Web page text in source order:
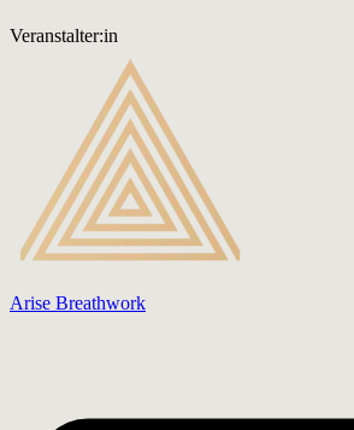
Veranstalter:in
Arise Breathwork